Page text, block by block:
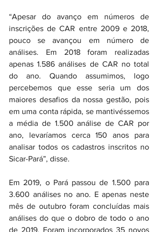
“Apesar do avanço em números de
inscrições de CAR entre 2009 e 2018,
pouco se avançou em número de
análises. Em 2018 foram realizadas
apenas 1.586 análises de CAR no total
do ano. Quando assumimos, logo
percebemos que esse seria um dos
maiores desafios da nossa gestão, pois
em uma conta rápida, se mantivéssemos
a média de 1.500 análise de CAR por
ano, levaríamos cerca 150 anos para
analisar todos os cadastros inscritos no
Sicar-Pará”, disse.
Em 2019, o Pará passou de 1.500 para
3.600 análises no ano. E apenas neste
mês de outubro foram concluídas mais
análises do que o dobro de todo o ano
de 2019. Foram incorporados 35 novos